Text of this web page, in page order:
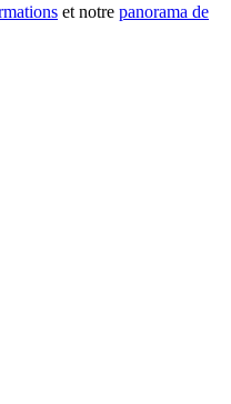
et notre panorama de